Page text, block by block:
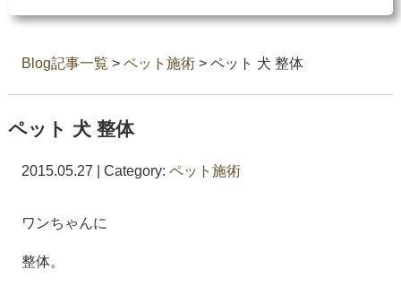
Blog記事一覧 > ペット施術> ペット 犬 整体
ペット 犬 整体
2015.05.27 | Category: ペット施術
ワンちゃんに
整体。